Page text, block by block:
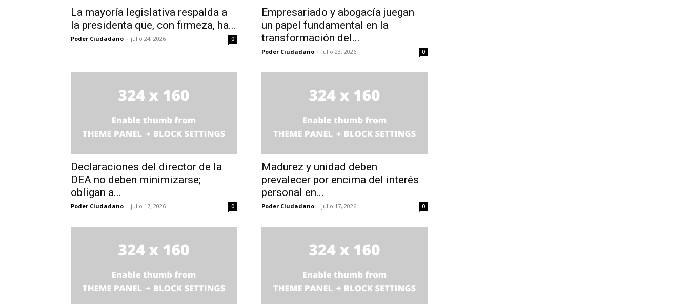
La mayoría legislativa respalda a
la presidenta que, con firmeza, ha...
Poder Ciudadano - julio 24, 2026 0
Empresariado y abogacía juegan
un papel fundamental en la
transformación del...
Poder Ciudadano - julio 23, 2026 0
Declaraciones del director de la
DEA no deben minimizarse;
obligan a...
Poder Ciudadano - julio 17, 2026 0
Madurez y unidad deben
prevalecer por encima del interés
personal en...
Poder Ciudadano - julio 17, 2026 0